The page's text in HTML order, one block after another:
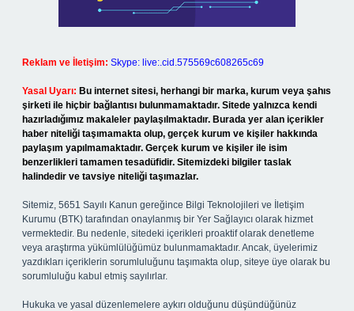
Reklam ve İletişim: Skype: live:.cid.575569c608265c69
Yasal Uyarı: Bu internet sitesi, herhangi bir marka, kurum veya şahıs
şirketi ile hiçbir bağlantısı bulunmamaktadır. Sitede yalnızca kendi
hazırladığımız makaleler paylaşılmaktadır. Burada yer alan içerikler
haber niteliği taşımamakta olup, gerçek kurum ve kişiler hakkında
paylaşım yapılmamaktadır. Gerçek kurum ve kişiler ile isim
benzerlikleri tamamen tesadüfidir. Sitemizdeki bilgiler taslak
halindedir ve tavsiye niteliği taşımazlar.
Sitemiz, 5651 Sayılı Kanun gereğince Bilgi Teknolojileri ve İletişim
Kurumu (BTK) tarafından onaylanmış bir Yer Sağlayıcı olarak hizmet
vermektedir. Bu nedenle, sitedeki içerikleri proaktif olarak denetleme
veya araştırma yükümlülüğümüz bulunmamaktadır. Ancak, üyelerimiz
yazdıkları içeriklerin sorumluluğunu taşımakta olup, siteye üye olarak bu
sorumluluğu kabul etmiş sayılırlar.
Hukuka ve yasal düzenlemelere aykırı olduğunu düşündüğünüz